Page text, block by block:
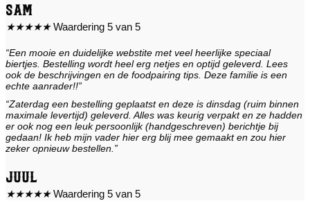
Sam
★★★★★ Waardering 5 van 5
“Een mooie en duidelijke webstite met veel heerlijke speciaal
biertjes. Bestelling wordt heel erg netjes en optijd geleverd. Lees
ook de beschrijvingen en de foodpairing tips. Deze familie is een
echte aanrader!!”
“Zaterdag een bestelling geplaatst en deze is dinsdag (ruim binnen
maximale levertijd) geleverd. Alles was keurig verpakt en ze hadden
er ook nog een leuk persoonlijk (handgeschreven) berichtje bij
gedaan! Ik heb mijn vader hier erg blij mee gemaakt en zou hier
zeker opnieuw bestellen.”
Juul
★★★★★ Waardering 5 van 5